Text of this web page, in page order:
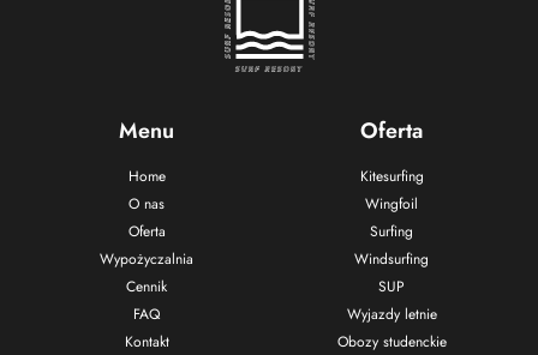
Menu
Home
O nas
Oferta
Wypożyczalnia
Cennik
FAQ
Kontakt
Oferta
Kitesurfing
Wingfoil
Surfing
Windsurfing
SUP
Wyjazdy letnie
Obozy studenckie